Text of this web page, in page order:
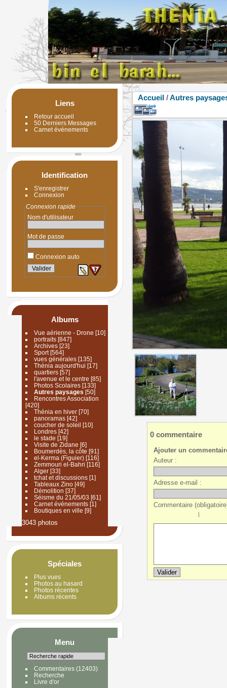
Liens
Retour accueil
50 Derniers Messages
Carnet événements
Identification
S'enregistrer
Connexion
Connexion rapide
Nom d'utilisateur
Mot de passe
Connexion auto
Albums
Vue aérienne - Drone [10]
portraits[847]
Archives [23]
Sport[564]
vues générales[135]
Thénia aujourd'hui [17]
quartiers[57]
l'avenue et le centre [85]
Photos Scolaires[133]
Autres paysages [50]
Rencontres Association
[420]
Thénia en hiver[70]
panoramas[42]
coucher de soleil [10]
Londres[42]
le stade [19]
Visite de Zidane [6]
Boumerdès, la côte [91]
el-Kerma (Figuier)[116]
Zemmouri el-Bahri [116]
Alger[33]
tchat et discussions[1]
Tableaux Zino[49]
Démolition [37]
Séisme du 21/05/03 [61]
Carnet événements[1]
Boutiques en ville [9]
3043 photos
Spéciales
Plus vues
Photos au hasard
Photos récentes
Albums récents
Menu
Commentaires(12403)
Recherche
Livre d'or
Accueil /Autres
0 commentaire
Ajouter un
Auteur :
Adresse e-mail :
Commentaire
|